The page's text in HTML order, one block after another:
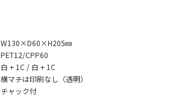
W130×D60×H205㎜
PET12/CPP60
白 + 1C / 白 + 1C
横マチは印刷なし（透明）
チャック付